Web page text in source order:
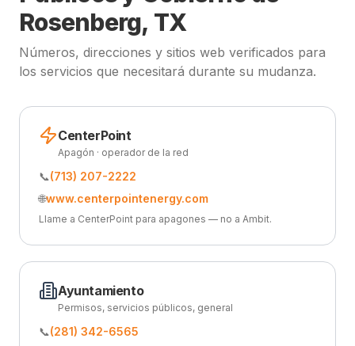
Rosenberg, TX
Números, direcciones y sitios web verificados para
los servicios que necesitará durante su mudanza.
CenterPoint
Apagón · operador de la red
📞(713) 207-2222
🌐www.centerpointenergy.com
Llame a CenterPoint para apagones — no a Ambit.
Ayuntamiento
Permisos, servicios públicos, general
📞(281) 342-6565